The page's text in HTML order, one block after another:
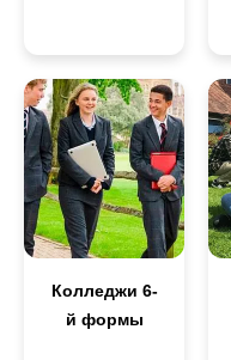
Колледжи 6-
й формы